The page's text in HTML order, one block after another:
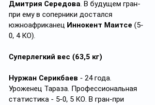
Дмитрия Середова. В будущем гран-
при ему в соперники достался
южноафриканец Иннокент Маитсе (5-
0, 4 КО).
Суперлегкий вес (63,5 кг)
Нуржан Серикбаев - 24 года.
Уроженец Тараза. Профессиональная
статистика - 5-0, 5 КО. В гран-при